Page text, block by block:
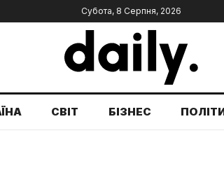
Субота, 8 Серпня, 2026
СВІТ БІЗНЕС